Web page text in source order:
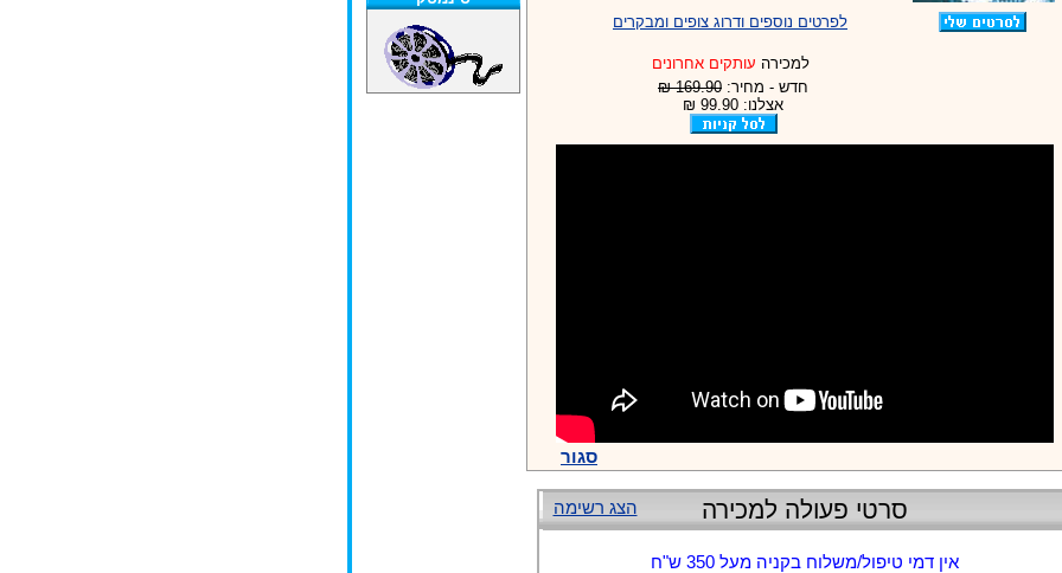
לפרטים נוספים ודרוג צופים ומבקרים
למכירה עותקים אחרונים
חדש - מחיר: 169.90 ₪
אצלנו: 99.90 ₪
סגור
הצג רשימה סרטי פעולה למכירה
אין דמי טיפול/משלוח בקניה מעל 350 ש"ח